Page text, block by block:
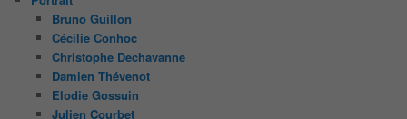
Bruno Guillon
Cécilie Conhoc
Christophe Dechavanne
Damien Thévenot
Elodie Gossuin
Julien Courbet